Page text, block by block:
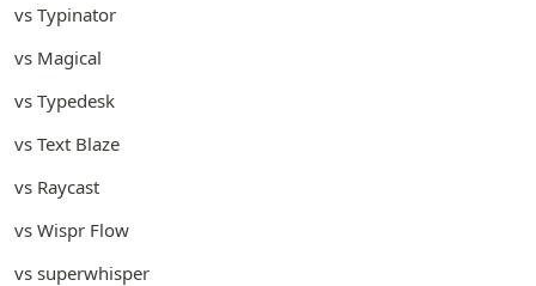
vs Typinator
vs Magical
vs Typedesk
vs Text Blaze
vs Raycast
vs Wispr Flow
vs superwhisper